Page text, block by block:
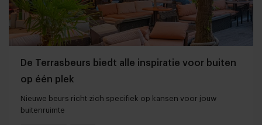
De Terrasbeurs biedt alle inspiratie voor buiten
op één plek
Nieuwe beurs richt zich specifiek op kansen voor jouw
buitenruimte